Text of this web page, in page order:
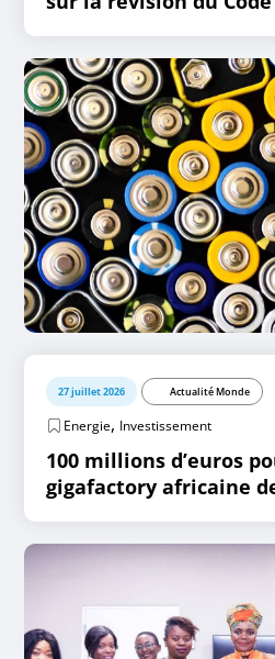
27 juillet 2026 Actualité Monde
Energie, Investissement
100 millions d’euros
gigafactory africaine